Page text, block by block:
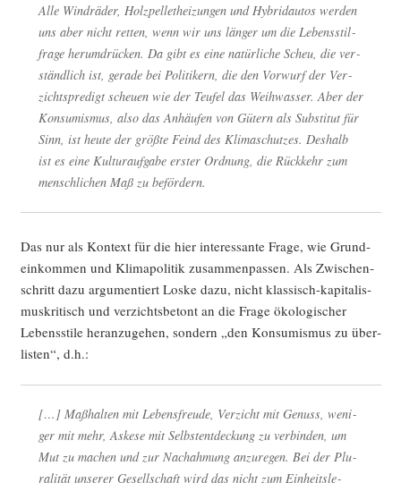
Alle Wind­rä­der, Holz­pel­let­hei­zun­gen und Hybrid­au­tos wer­den
uns aber nicht ret­ten, wenn wir uns län­ger um die Lebens­stil­
fra­ge her­um­drü­cken. Da gibt es eine natür­li­che Scheu, die ver­
ständ­lich ist, gera­de bei Poli­ti­kern, die den Vor­wurf der Ver­
zichts­pre­digt scheu­en wie der Teu­fel das Weih­was­ser. Aber der
Kon­su­mis­mus, also das Anhäu­fen von Gütern als Sub­sti­tut für
Sinn, ist heu­te der größ­te Feind des Kli­ma­schut­zes. Des­halb
ist es eine Kul­tur­auf­ga­be ers­ter Ord­nung, die Rück­kehr zum
mensch­li­chen Maß zu befördern.
Das nur als Kon­text für die hier inter­es­san­te Fra­ge, wie Grund­
ein­kom­men und Kli­ma­po­li­tik zusam­men­pas­sen. Als Zwi­schen­
schritt dazu argu­men­tiert Los­ke dazu, nicht klas­sisch-kapi­ta­lis­
mus­kri­tisch und ver­zichts­be­tont an die Fra­ge öko­lo­gi­scher
Lebens­sti­le her­an­zu­ge­hen, son­dern „den Kon­su­mis­mus zu über­
lis­ten“, d.h.:
[…] Maß­hal­ten mit Lebens­freu­de, Ver­zicht mit Genuss, weni­
ger mit mehr, Aske­se mit Selbst­ent­de­ckung zu ver­bin­den, um
Mut zu machen und zur Nach­ah­mung anzu­re­gen. Bei der Plu­
ra­li­tät unse­rer Gesell­schaft wird das nicht zum Ein­heits­le­